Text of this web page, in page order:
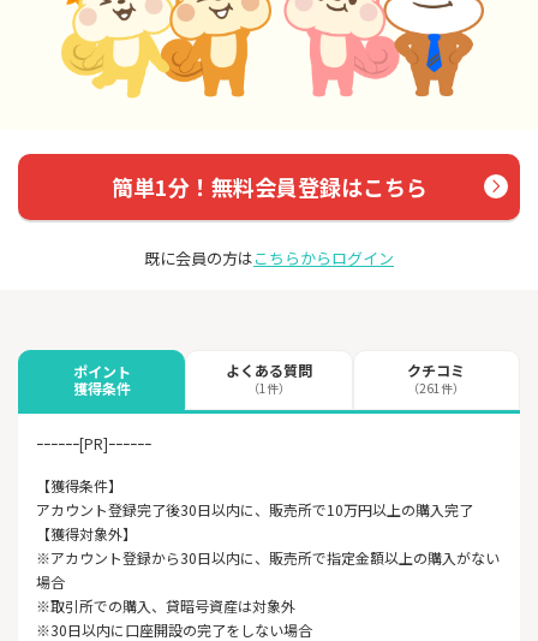
簡単1分！無料会員登録はこちら
既に会員の方はこちらからログイン
ポイント
獲得条件
よくある質問
（1件）
クチコミ
（261件）
ｰｰｰｰｰｰ[PR]ｰｰｰｰｰｰ
【獲得条件】
アカウント登録完了後30日以内に、販売所で10万円以上の購入完了
【獲得対象外】
※アカウント登録から30日以内に、販売所で指定金額以上の購入がない
場合
※取引所での購入、貸暗号資産は対象外
※30日以内に口座開設の完了をしない場合